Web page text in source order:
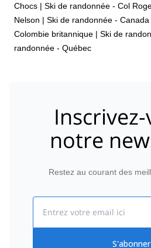
Chocs | Ski de randonnée - Col
Nelson | Ski de randonnée - Canada
Colombie britannique | Ski de
randonnée - Québec
notre
Restez au courant des
S'abonner